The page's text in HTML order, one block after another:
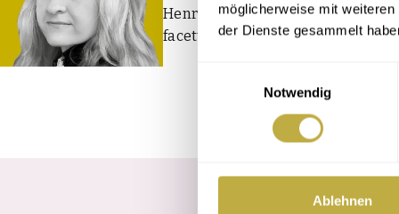
möglicherweise mit
der Dienste gesammelt
Notwendig
Ablehnen
Henriette Schwarz ist
facettenreichen Seiten des